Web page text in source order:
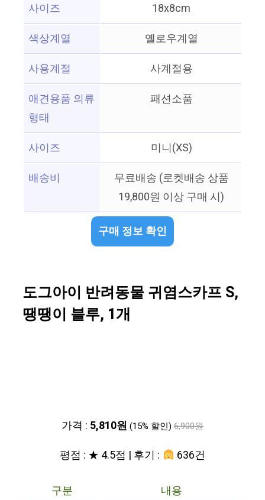
사이즈
18x8cm
색상계열
옐로우계열
사용계절
사계절용
애견용품 의류
형태
패션소품
사이즈
미니(XS)
배송비
무료배송 (로켓배송 상품
19,800원 이상 구매 시)
구매 정보 확인
도그아이 반려동물 귀염스카프 S,
땡땡이 블루, 1개
가격 : 5,810원 (15% 할인) 6,900원
평점 : ★ 4.5점 | 후기 : 636건
구분
내용